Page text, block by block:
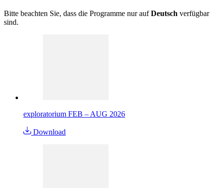
Bitte beachten Sie, dass die Programme nur aufDeutsch verfügbar
sind.
exploratorium FEB – AUG 2026
Download